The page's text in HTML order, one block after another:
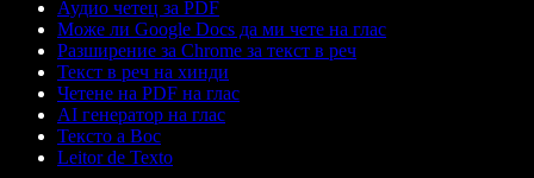
Аудио четец за PDF
Може ли Google Docs да ми чете на глас
Разширение за Chrome за текст в реч
Текст в реч на хинди
Четене на PDF на глас
AI генератор на глас
Тексто а Вос
Leitor de Texto